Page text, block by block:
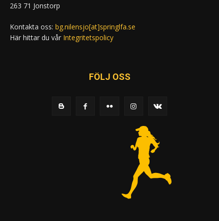
263 71 Jonstorp
Kontakta oss: bg.nilensjo[at]springlfa.se
Här hittar du vår Integritetspolicy
FÖLJ OSS